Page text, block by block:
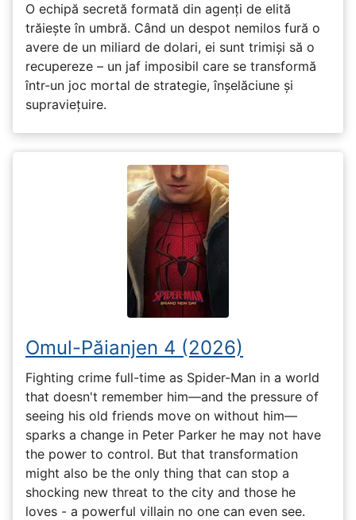
O echipă secretă formată din agenți de elită
trăiește în umbră. Când un despot nemilos fură o
avere de un miliard de dolari, ei sunt trimiși să o
recupereze – un jaf imposibil care se transformă
într-un joc mortal de strategie, înșelăciune și
supraviețuire.
Omul-Păianjen 4 (2026)
Fighting crime full-time as Spider-Man in a world
that doesn't remember him—and the pressure of
seeing his old friends move on without him—
sparks a change in Peter Parker he may not have
the power to control. But that transformation
might also be the only thing that can stop a
shocking new threat to the city and those he
loves - a powerful villain no one can even see.